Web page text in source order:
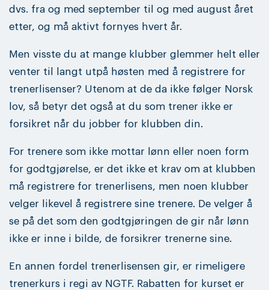
dvs. fra og med september til og med august året
etter, og må aktivt fornyes hvert år.
Men visste du at mange klubber glemmer helt eller
venter til langt utpå høsten med å registrere for
trenerlisenser? Utenom at de da ikke følger Norsk
lov, så betyr det også at du som trener ikke er
forsikret når du jobber for klubben din.
For trenere som ikke mottar lønn eller noen form
for godtgjørelse, er det ikke et krav om at klubben
må registrere for trenerlisens, men noen klubber
velger likevel å registrere sine trenere. De velger å
se på det som den godtgjøringen de gir når lønn
ikke er inne i bilde, de forsikrer trenerne sine.
En annen fordel trenerlisensen gir, er rimeligere
trenerkurs i regi av NGTF. Rabatten for kurset er